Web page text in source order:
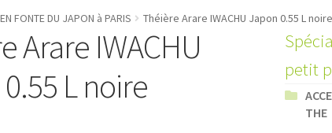
FONTE DU JAPON à PARIS Théière Arare IWACHU Japon 0.55 L noire
Arare IWACHU
L noire
petit
THE